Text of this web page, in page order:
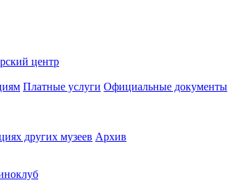
центр
Платные услуги Официальные документы
других музеев Архив